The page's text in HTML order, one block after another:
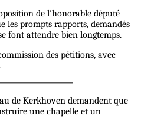
de l'honorable député
les prompts rapports, demandés
font attendre bien longtemps.
des pétitions, avec
de Kerkhoven demandent que
une chapelle et un